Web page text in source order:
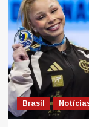
Brasil